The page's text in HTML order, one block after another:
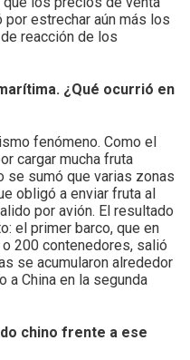
estrechar aún más los
reacción de los
¿Qué ocurrió en
fenómeno. Como el
cargar mucha fruta
se sumó que varias zonas
obligó a enviar fruta al
por avión. El resultado
el primer barco, que en
200 contenedores, salió
se acumularon alrededor
a China en la segunda
chino frente a ese